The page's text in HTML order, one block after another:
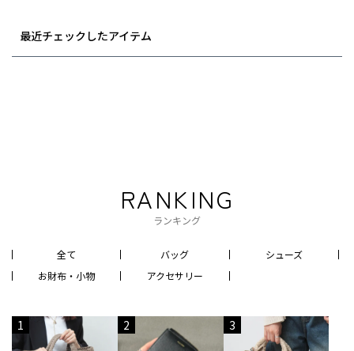
最近チェックしたアイテム
RANKING
ランキング
全て バッグ
シューズ
お財布・小物
アクセサリー
1 2 3